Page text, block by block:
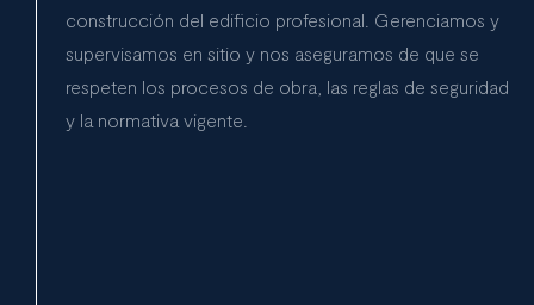
construcción del edificio profesional. Gerenciamos y
supervisamos en sitio y nos aseguramos de que se
respeten los procesos de obra, las reglas de seguridad
y la normativa vigente.